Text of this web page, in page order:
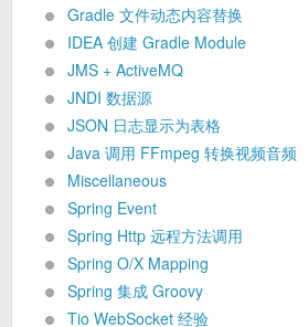
Gradle 文件动态内容替换
IDEA 创建 Gradle Module
JMS + ActiveMQ
JNDI 数据源
JSON 日志显示为表格
Java 调用 FFmpeg 转换视频音频
Miscellaneous
Spring Event
Spring Http 远程方法调用
Spring O/X Mapping
Spring 集成 Groovy
Tio WebSocket 经验